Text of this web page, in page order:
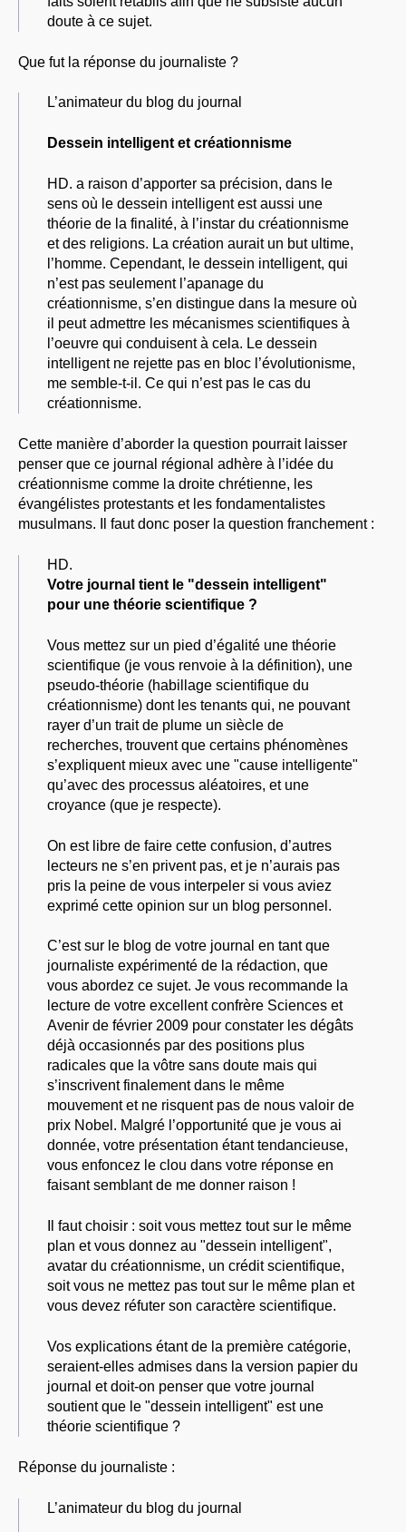
doute à ce sujet.
Que fut la réponse du journaliste ?
L’animateur du blog du journal
Dessein intelligent et créationnisme
HD. a raison d’apporter sa précision, dans le
sens où le dessein intelligent est aussi une
théorie de la finalité, à l’instar du créationnisme
et des religions. La création aurait un but ultime,
l’homme. Cependant, le dessein intelligent, qui
n’est pas seulement l’apanage du
créationnisme, s’en distingue dans la mesure où
il peut admettre les mécanismes scientifiques à
l’oeuvre qui conduisent à cela. Le dessein
intelligent ne rejette pas en bloc l’évolutionisme,
me semble-t-il. Ce qui n’est pas le cas du
créationnisme.
Cette manière d’aborder la question pourrait laisser
penser que ce journal régional adhère à l’idée du
créationnisme comme la droite chrétienne, les
évangélistes protestants et les fondamentalistes
musulmans. Il faut donc poser la question franchement :
HD.
Votre journal tient le "dessein intelligent"
pour une théorie scientifique ?
Vous mettez sur un pied d’égalité une théorie
scientifique (je vous renvoie à la définition), une
pseudo-théorie (habillage scientifique du
créationnisme) dont les tenants qui, ne pouvant
rayer d’un trait de plume un siècle de
recherches, trouvent que certains phénomènes
s’expliquent mieux avec une "cause intelligente"
qu’avec des processus aléatoires, et une
croyance (que je respecte).
On est libre de faire cette confusion, d’autres
lecteurs ne s’en privent pas, et je n’aurais pas
pris la peine de vous interpeler si vous aviez
exprimé cette opinion sur un blog personnel.
C’est sur le blog de votre journal en tant que
journaliste expérimenté de la rédaction, que
vous abordez ce sujet. Je vous recommande la
lecture de votre excellent confrère Sciences et
Avenir de février 2009 pour constater les dégâts
déjà occasionnés par des positions plus
radicales que la vôtre sans doute mais qui
s’inscrivent finalement dans le même
mouvement et ne risquent pas de nous valoir de
prix Nobel. Malgré l’opportunité que je vous ai
donnée, votre présentation étant tendancieuse,
vous enfoncez le clou dans votre réponse en
faisant semblant de me donner raison !
Il faut choisir : soit vous mettez tout sur le même
plan et vous donnez au "dessein intelligent",
avatar du créationnisme, un crédit scientifique,
soit vous ne mettez pas tout sur le même plan et
vous devez réfuter son caractère scientifique.
Vos explications étant de la première catégorie,
seraient-elles admises dans la version papier du
journal et doit-on penser que votre journal
soutient que le "dessein intelligent" est une
théorie scientifique ?
Réponse du journaliste :
L’animateur du blog du journal